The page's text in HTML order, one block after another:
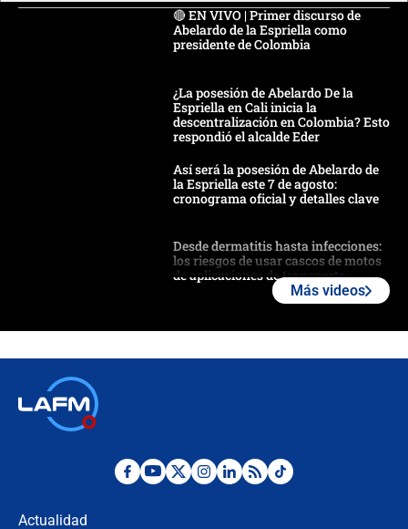
🔴 EN VIVO | Primer discurso de
Abelardo de la Espriella como
presidente de Colombia
¿La posesión de Abelardo De la
Espriella en Cali inicia la
descentralización en Colombia? Esto
respondió el alcalde Eder
Así será la posesión de Abelardo de
la Espriella este 7 de agosto:
cronograma oficial y detalles clave
Desde dermatitis hasta infecciones:
los riesgos de usar cascos de motos
de aplicaciones de transporte
Posesión de Abelardo De La Espriella
Más videos
Actualidad